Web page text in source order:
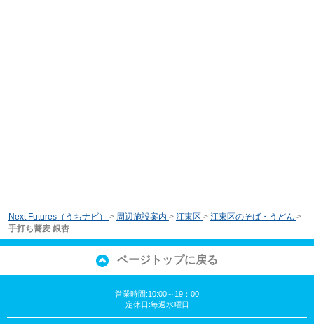
Next Futures（うちナビ） > 周辺施設案内 > 江東区 > 江東区のそば・うどん >
手打ち蕎麦 銀杏
ページトップに戻る
営業時間:10:00～19：00
定休日:毎週水曜日